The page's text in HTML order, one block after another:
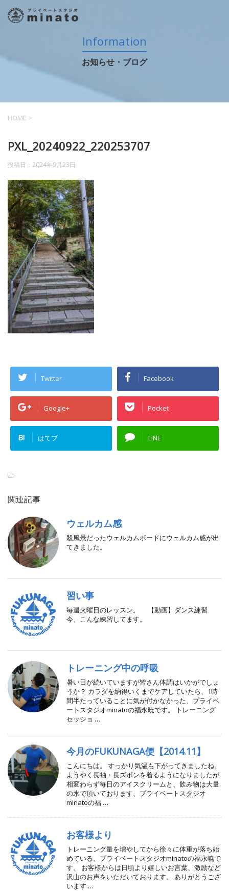
Information
お知らせ・ブログ
HOME >
PXL_20240922_220253707
投稿日： 2024年9月23日
Twitter Facebook
Google+ Pocket
B! はてブ LINE
-
関連記事
ウェルカム感
殺風景だったウェルカムボードにウェルカム感が出
てきました。
習い事
毎週火曜日のレッスン。 【動画】ダンス練習
今、こんな練習してます。
トレーニング中の呼吸
暑い日が続いていますが皆さん体調はいかがでしょ
うか？ カラダを納得いくまでケアしていたら、1時
間半たっていることに気が付かなかった、プライベ
ートスタジオminatoの福永暁です。 トレーニング
セッショ …
今月のFUKUNAGA便【2014.11】
こんにちは。 すっかり気温も下がってきましたね。
ようやく長袖・長ズボンを着るようになりましたが
相変わらず毎日のアイスクリームと、飲み物は大量
の氷で頂いております、プライベートスタジオ
minatoの福 …
お客様より
トレーニング量を増やしてから徐々に体重が落ち始
めている、プライベートスタジオminatoの福永暁で
す。 お客様からは日頃より嬉しいお言葉、激励など
沢山のお声をいただいております。 ありがとうござ
います …